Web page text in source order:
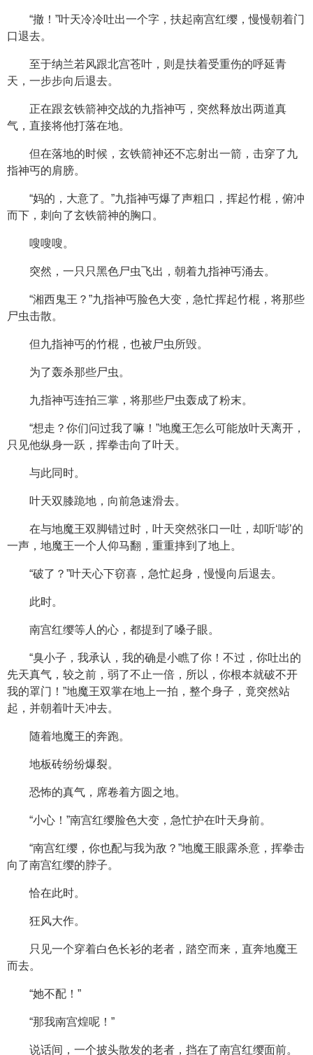
“撤！”叶天冷冷吐出一个字，扶起南宫红缨，慢慢朝着门
口退去。
至于纳兰若风跟北宫苍叶，则是扶着受重伤的呼延青
天，一步步向后退去。
正在跟玄铁箭神交战的九指神丐，突然释放出两道真
气，直接将他打落在地。
但在落地的时候，玄铁箭神还不忘射出一箭，击穿了九
指神丐的肩膀。
“妈的，大意了。”九指神丐爆了声粗口，挥起竹棍，俯冲
而下，刺向了玄铁箭神的胸口。
嗖嗖嗖。
突然，一只只黑色尸虫飞出，朝着九指神丐涌去。
“湘西鬼王？”九指神丐脸色大变，急忙挥起竹棍，将那些
尸虫击散。
但九指神丐的竹棍，也被尸虫所毁。
为了轰杀那些尸虫。
九指神丐连拍三掌，将那些尸虫轰成了粉末。
“想走？你们问过我了嘛！”地魔王怎么可能放叶天离开，
只见他纵身一跃，挥拳击向了叶天。
与此同时。
叶天双膝跪地，向前急速滑去。
在与地魔王双脚错过时，叶天突然张口一吐，却听‘嘭’的
一声，地魔王一个人仰马翻，重重摔到了地上。
“破了？”叶天心下窃喜，急忙起身，慢慢向后退去。
此时。
南宫红缨等人的心，都提到了嗓子眼。
“臭小子，我承认，我的确是小瞧了你！不过，你吐出的
先天真气，较之前，弱了不止一倍，所以，你根本就破不开
我的罩门！”地魔王双掌在地上一拍，整个身子，竟突然站
起，并朝着叶天冲去。
随着地魔王的奔跑。
地板砖纷纷爆裂。
恐怖的真气，席卷着方圆之地。
“小心！”南宫红缨脸色大变，急忙护在叶天身前。
“南宫红缨，你也配与我为敌？”地魔王眼露杀意，挥拳击
向了南宫红缨的脖子。
恰在此时。
狂风大作。
只见一个穿着白色长衫的老者，踏空而来，直奔地魔王
而去。
“她不配！”
“那我南宫煌呢！”
说话间，一个披头散发的老者，挡在了南宫红缨面前。